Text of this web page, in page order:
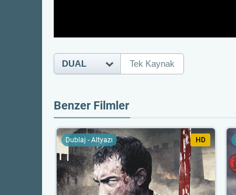
DUAL Tek Kaynak
Benzer Filmler
Dublaj - Altyazı HD